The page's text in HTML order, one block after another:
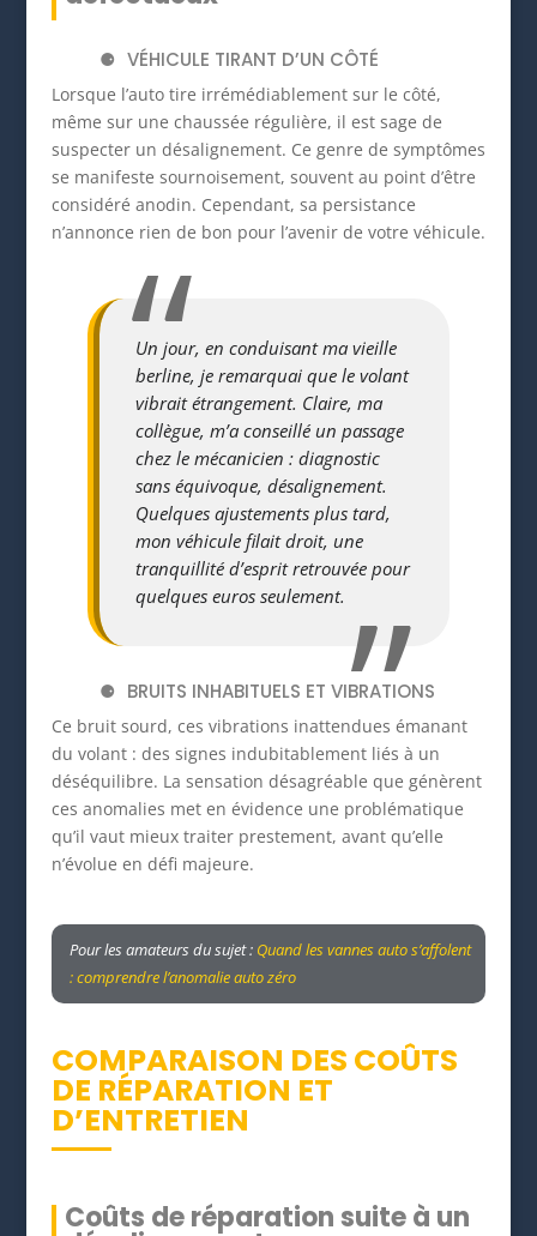
VÉHICULE TIRANT D’UN CÔTÉ
Lorsque l’auto tire irrémédiablement sur le côté,
même sur une chaussée régulière, il est sage de
suspecter un désalignement. Ce genre de symptômes
se manifeste sournoisement, souvent au point d’être
considéré anodin. Cependant, sa persistance
n’annonce rien de bon pour l’avenir de votre véhicule.
Un jour, en conduisant ma vieille
berline, je remarquai que le volant
vibrait étrangement. Claire, ma
collègue, m’a conseillé un passage
chez le mécanicien : diagnostic
sans équivoque, désalignement.
Quelques ajustements plus tard,
mon véhicule filait droit, une
tranquillité d’esprit retrouvée pour
quelques euros seulement.
BRUITS INHABITUELS ET VIBRATIONS
Ce bruit sourd, ces vibrations inattendues émanant
du volant : des signes indubitablement liés à un
déséquilibre. La sensation désagréable que génèrent
ces anomalies met en évidence une problématique
qu’il vaut mieux traiter prestement, avant qu’elle
n’évolue en défi majeure.
Pour les amateurs du sujet : Quand les vannes auto s’affolent
: comprendre l’anomalie auto zéro
COMPARAISON DES COÛTS
DE RÉPARATION ET
D’ENTRETIEN
Coûts de réparation suite à un